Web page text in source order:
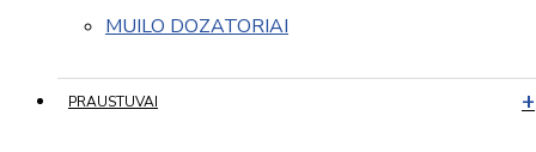
MUILO DOZATORIAI
PRAUSTUVAI